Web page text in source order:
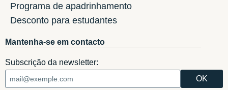
Programa de apadrinhamento
Desconto para estudantes
Mantenha-se em contacto
Subscrição da newsletter: